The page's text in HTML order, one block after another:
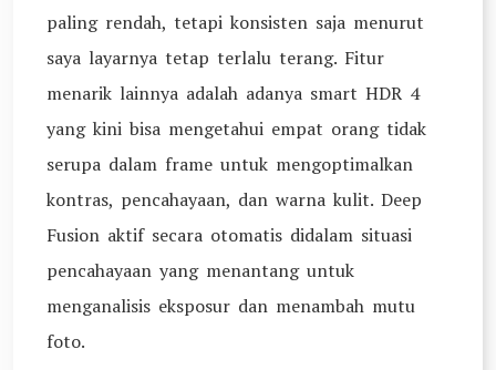
paling rendah, tetapi konsisten saja menurut
saya layarnya tetap terlalu terang. Fitur
menarik lainnya adalah adanya smart HDR 4
yang kini bisa mengetahui empat orang tidak
serupa dalam frame untuk mengoptimalkan
kontras, pencahayaan, dan warna kulit. Deep
Fusion aktif secara otomatis didalam situasi
pencahayaan yang menantang untuk
menganalisis eksposur dan menambah mutu
foto.